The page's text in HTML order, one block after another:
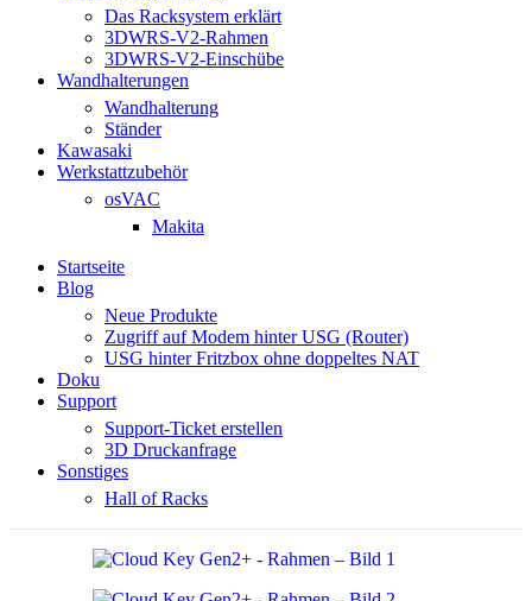
Das Racksystem erklärt
3DWRS-V2-Rahmen
3DWRS-V2-Einschübe
Wandhalterungen
Wandhalterung
Ständer
Kawasaki
Werkstattzubehör
osVAC
Makita
Startseite
Blog
Neue Produkte
Zugriff auf Modem hinter USG (Router)
USG hinter Fritzbox ohne doppeltes NAT
Doku
Support
Support-Ticket erstellen
3D Druckanfrage
Sonstiges
Hall of Racks